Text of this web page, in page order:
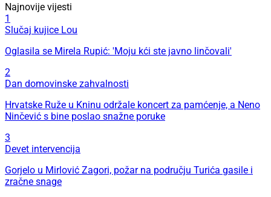
Najnovije vijesti
1
Slučaj kujice Lou
Oglasila se Mirela Rupić: 'Moju kći ste javno linčovali'
2
Dan domovinske zahvalnosti
Hrvatske Ruže u Kninu održale koncert za pamćenje, a Neno
Ninčević s bine poslao snažne poruke
3
Devet intervencija
Gorjelo u Mirlović Zagori, požar na području Turića gasile i
zračne snage